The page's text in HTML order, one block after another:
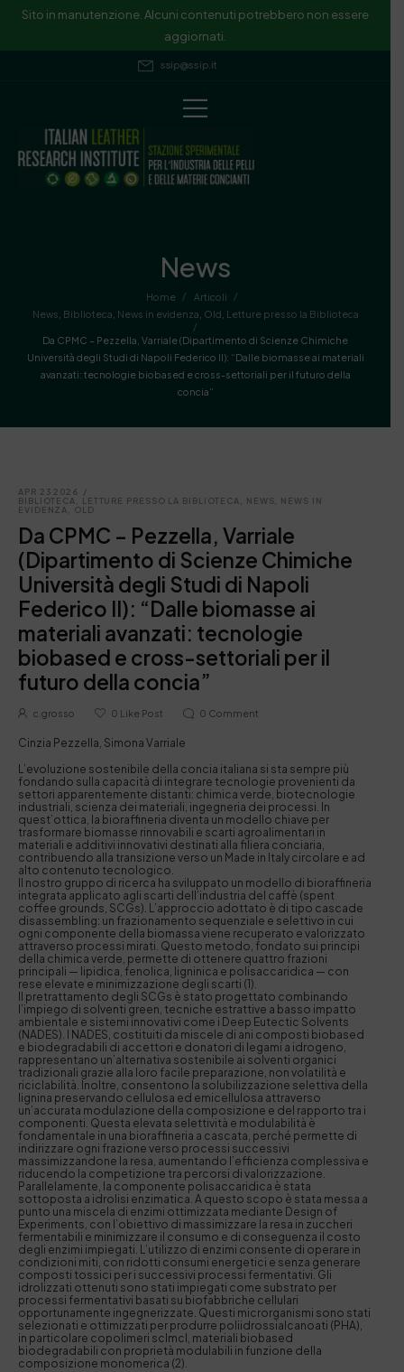
Sito in manutenzione. Alcuni contenuti potrebbero non essere
aggiornati.
ssip@ssip.it
News
Home / Articoli
/
News Biblioteca News in evidenza Old Letture presso la Biblioteca
/
Da CPMC – Pezzella, Varriale (Dipartimento di Scienze Chimiche
Università degli Studi di Napoli Federico II): “Dalle biomasse ai materiali
avanzati: tecnologie biobased e cross-settoriali per il futuro della
concia”
APR 23 2026
/
BIBLIOTECA, LETTURE PRESSO LA BIBLIOTECA, NEWS, NEWS IN
EVIDENZA, OLD
Da CPMC – Pezzella, Varriale
(Dipartimento di Scienze Chimiche
Università degli Studi di Napoli
Federico II): “Dalle biomasse ai
materiali avanzati: tecnologie
biobased e cross-settoriali per il
futuro della concia”
c.grosso 0 Like Post 0 Comment
Cinzia Pezzella, Simona Varriale
L’evoluzione sostenibile della concia italiana si sta sempre più
fondando sulla capacità di integrare tecnologie provenienti da
settori apparentemente distanti: chimica verde, biotecnologie
industriali, scienza dei materiali, ingegneria dei processi. In
quest’ottica, la bioraffineria diventa un modello chiave per
trasformare biomasse rinnovabili e scarti agroalimentari in
materiali e additivi innovativi destinati alla filiera conciaria,
contribuendo alla transizione verso un Made in Italy circolare e ad
alto contenuto tecnologico.
Il nostro gruppo di ricerca ha sviluppato un modello di bioraffineria
integrata applicato agli scarti dell’industria del caffè (spent
coffee grounds, SCGs). L’approccio adottato è di tipo cascade
disassembling: un frazionamento sequenziale e selettivo in cui
ogni componente della biomassa viene recuperato e valorizzato
attraverso processi mirati. Questo metodo, fondato sui principi
della chimica verde, permette di ottenere quattro frazioni
principali — lipidica, fenolica, ligninica e polisaccaridica — con
rese elevate e minimizzazione degli scarti (1).
Il pretrattamento degli SCGs è stato progettato combinando
l’impiego di solventi green, tecniche estrattive a basso impatto
ambientale e sistemi innovativi come i Deep Eutectic Solvents
(NADES). I NADES, costituiti da miscele di ani composti biobased
e biodegradabili di accettori e donatori di legami a idrogeno,
rappresentano un’alternativa sostenibile ai solventi organici
tradizionali grazie alla loro facile preparazione, non volatilità e
riciclabilità. Inoltre, consentono la solubilizzazione selettiva della
lignina preservando cellulosa ed emicellulosa attraverso
un’accurata modulazione della composizione e del rapporto tra i
componenti. Questa elevata selettività e modulabilità è
fondamentale in una bioraffineria a cascata, perché permette di
indirizzare ogni frazione verso processi successivi
massimizzandone la resa, aumentando l’efficienza complessiva e
riducendo la competizione tra percorsi di valorizzazione.
Parallelamente, la componente polisaccaridica è stata
sottoposta a idrolisi enzimatica. A questo scopo è stata messa a
punto una miscela di enzimi ottimizzata mediante Design of
Experiments, con l’obiettivo di massimizzare la resa in zuccheri
fermentabili e minimizzare il consumo e di conseguenza il costo
degli enzimi impiegati. L’utilizzo di enzimi consente di operare in
condizioni miti, con ridotti consumi energetici e senza generare
composti tossici per i successivi processi fermentativi. Gli
idrolizzati ottenuti sono stati impiegati come substrato per
processi fermentativi basati su biofabbriche cellulari
opportunamente ingegnerizzate. Questi microrganismi sono stati
selezionati e ottimizzati per produrre poliidrossialcanoati (PHA),
in particolare copolimeri sclmcl, materiali biobased
biodegradabili con proprietà modulabili in funzione della
composizione monomerica (2).